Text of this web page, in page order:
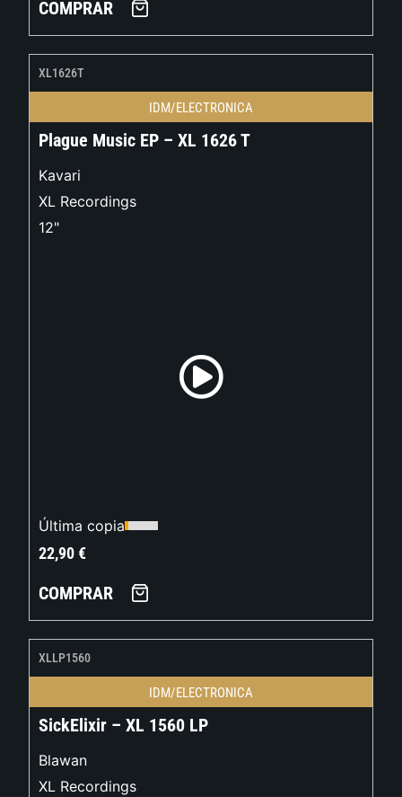
COMPRAR
XL1626T
IDM/ELECTRONICA
Plague Music EP – XL 1626 T
Kavari
XL Recordings
12"
Última copia
22,90€
COMPRAR
XLLP1560
IDM/ELECTRONICA
SickElixir – XL 1560 LP
Blawan
XL Recordings